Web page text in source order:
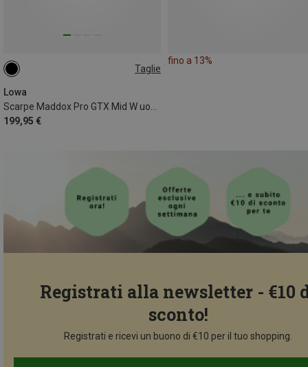
Taglie
Lowa
Scarpe Maddox Pro GTX Mid W uomo
199,95 €
42
fino a 13%
Registrati alla newsletter - €10
sconto!
Registrati e ricevi un buono di €10 per il tuo shopping.